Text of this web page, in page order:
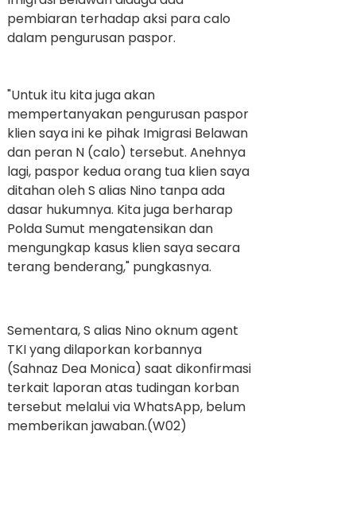
pembiaran terhadap aksi para calo
dalam pengurusan paspor.
"Untuk itu kita juga akan
mempertanyakan pengurusan paspor
klien saya ini ke pihak Imigrasi Belawan
dan peran N (calo) tersebut. Anehnya
lagi, paspor kedua orang tua klien saya
ditahan oleh S alias Nino tanpa ada
dasar hukumnya. Kita juga berharap
Polda Sumut mengatensikan dan
mengungkap kasus klien saya secara
terang benderang," pungkasnya.
Sementara, S alias Nino oknum agent
TKI yang dilaporkan korbannya
(Sahnaz Dea Monica) saat dikonfirmasi
terkait laporan atas tudingan korban
tersebut melalui via WhatsApp, belum
memberikan jawaban.(W02)